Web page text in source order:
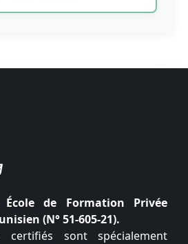
de Formation Privée
(N° 51-605-21).
certifiés sont spécialement